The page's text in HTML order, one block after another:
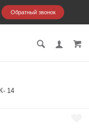
Обратный звонок
14